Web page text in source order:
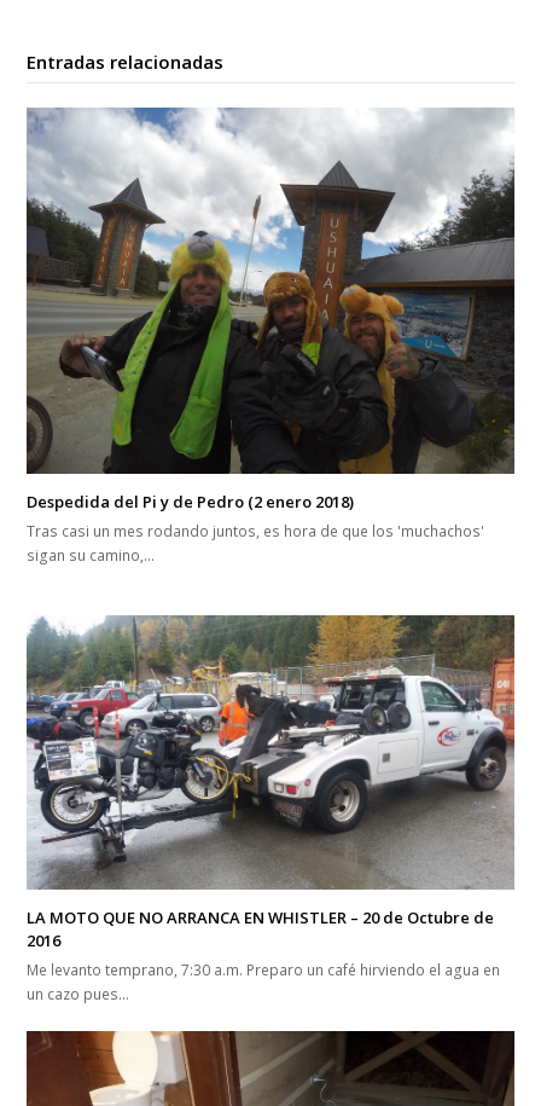
Entradas relacionadas
Despedida del Pi y de Pedro (2 enero 2018)
Tras casi un mes rodando juntos, es hora de que los 'muchachos'
sigan su camino,…
LA MOTO QUE NO ARRANCA EN WHISTLER – 20 de Octubre de
2016
Me levanto temprano, 7:30 a.m. Preparo un café hirviendo el agua en
un cazo pues…